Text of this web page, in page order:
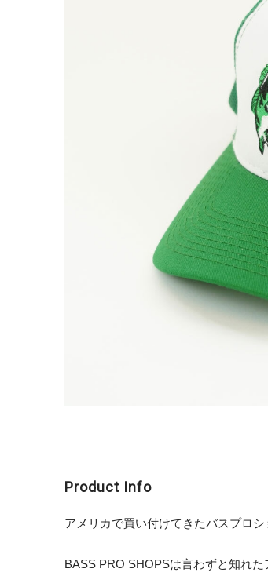
Product Info
アメリカで買い付けてきたバスプロ
BASS PRO SHOPSは言わずと知れ